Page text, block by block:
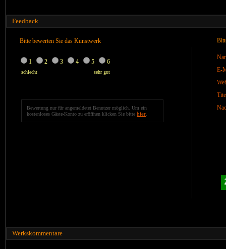
Feedback
Bitte bewerten Sie das Kunstwerk
1 2 3 4 5 6
schlecht sehr gut
Bewertung nur für angemeldetet Benutzer möglich. Um ein
kostenloses Gäste-Konto zu eröffnen klicken Sie bitte hier
E-
Werkskommentare